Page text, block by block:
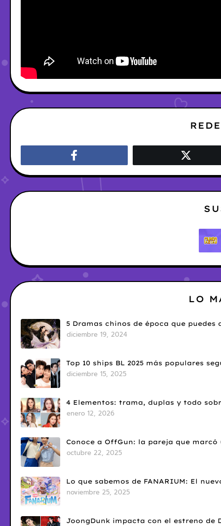
LO
5 Dramas chinos de época que
diciembre 19, 2024
Top 10 ships BL 2025 más populares
diciembre 15, 2025
4 Elementos: trama, duplas y todo
enero 12, 2026
Conoce a OffGun: la pareja que
octubre 22, 2025
Lo que sabemos de FANARIUM: El
noviembre 25, 2025
JoongDunk impacta con el estreno de